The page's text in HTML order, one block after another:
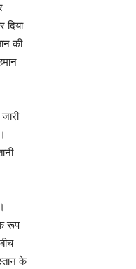
दिया
की
रूप
के